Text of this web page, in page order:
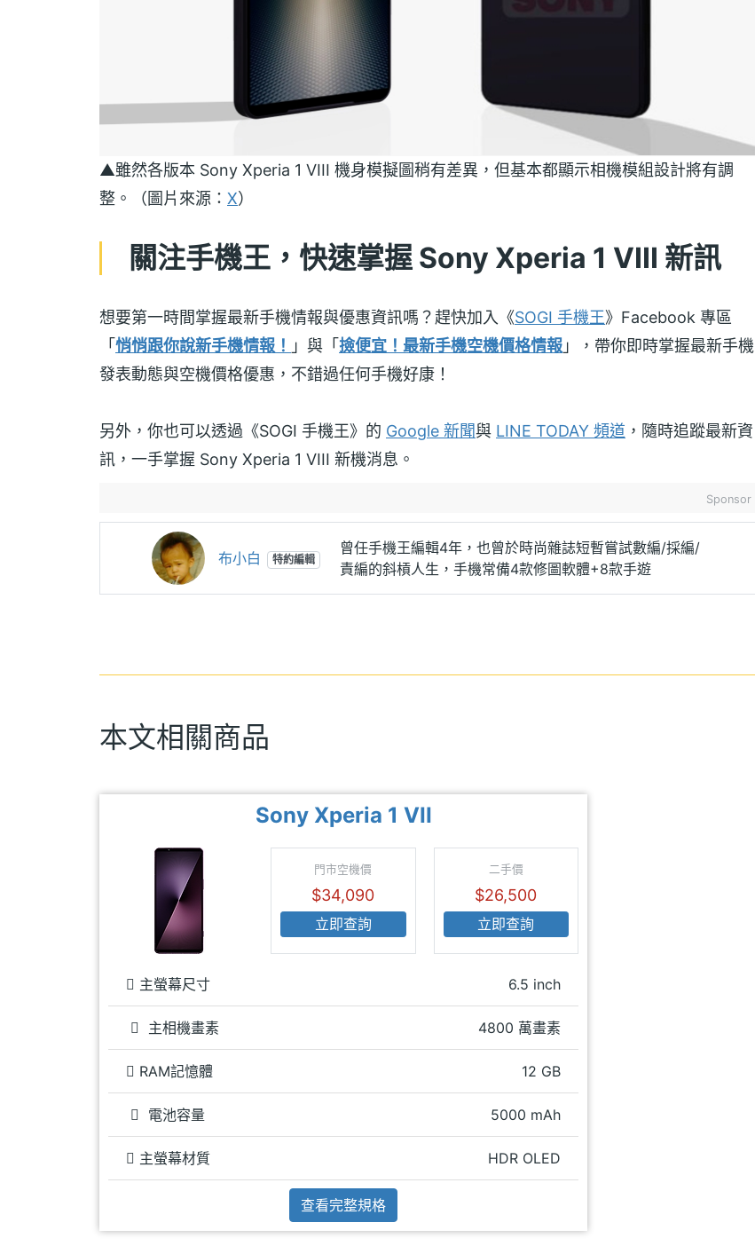
▲雖然各版本 Sony Xperia 1 VIII 機身模擬圖稍有差異，但基本都顯示相機模組設計將有調
整。（圖片來源： X）
關注手機王，快速掌握 Sony Xperia 1 VIII 新訊
想要第一時間掌握最新手機情報與優惠資訊嗎？趕快加入《SOGI 手機王》Facebook 專區
「悄悄跟你說新手機情報！ 」與「撿便宜！最新手機空機價格情報 」，帶你即時掌握最新手機
發表動態與空機價格優惠，不錯過任何手機好康！
另外，你也可以透過《SOGI 手機王》的 Google 新聞與 LINE TODAY 頻道 ，隨時追蹤最新資
訊，一手掌握 Sony Xperia 1 VIII 新機消息。
Sponsor
布小白 特約編輯
曾任手機王編輯4年，也曾於時尚雜誌短暫嘗試數編/採編/
責編的斜槓人生，手機常備4款修圖軟體+8款手遊
本文相關商品
Sony Xperia 1 VII
門市空機價
$34,090
立即查詢
二手價
$26,500
立即查詢
主螢幕尺寸 6.5 inch
主相機畫素 4800 萬畫素
RAM記憶體 12 GB
電池容量 5000 mAh
主螢幕材質 HDR OLED
查看完整規格